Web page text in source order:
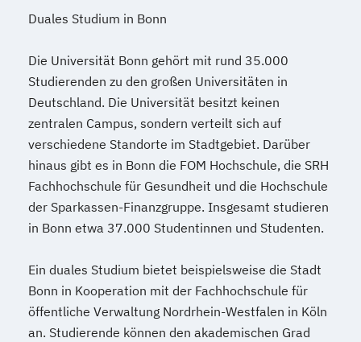
Duales Studium in Bonn
Die Universität Bonn gehört mit rund 35.000
Studierenden zu den großen Universitäten in
Deutschland. Die Universität besitzt keinen
zentralen Campus, sondern verteilt sich auf
verschiedene Standorte im Stadtgebiet. Darüber
hinaus gibt es in Bonn die FOM Hochschule, die SRH
Fachhochschule für Gesundheit und die Hochschule
der Sparkassen-Finanzgruppe. Insgesamt studieren
in Bonn etwa 37.000 Studentinnen und Studenten.
Ein duales Studium bietet beispielsweise die Stadt
Bonn in Kooperation mit der Fachhochschule für
öffentliche Verwaltung Nordrhein-Westfalen in Köln
an. Studierende können den akademischen Grad